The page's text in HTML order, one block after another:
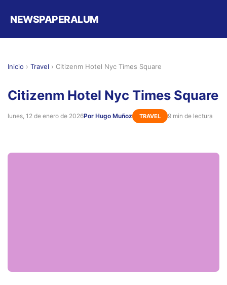
NEWSPAPERALUM
Inicio › Travel › Citizenm Hotel Nyc Times Square
Citizenm Hotel Nyc Times Square
lunes, 12 de enero de 2026Por Hugo Muñoz TRAVEL 9 min de lectura